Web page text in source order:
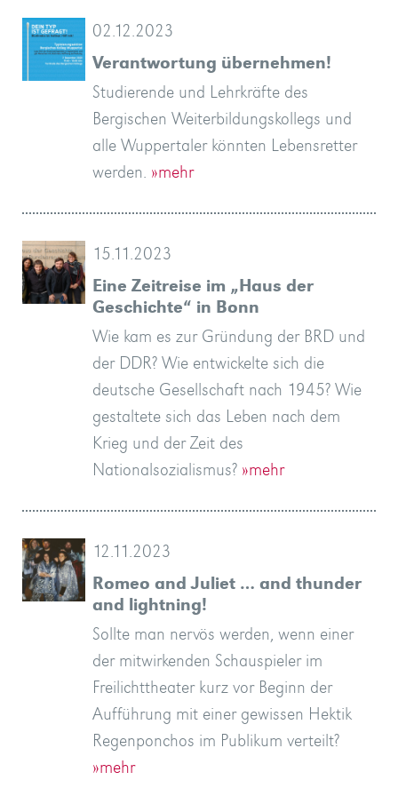
02.12.2023
Verantwortung übernehmen!
Studierende und Lehrkräfte des
Bergischen Weiterbildungskollegs und
alle Wuppertaler könnten Lebensretter
werden. »mehr
15.11.2023
Eine Zeitreise im „Haus der
Geschichte“ in Bonn
Wie kam es zur Gründung der BRD und
der DDR? Wie entwickelte sich die
deutsche Gesellschaft nach 1945? Wie
gestaltete sich das Leben nach dem
Krieg und der Zeit des
Nationalsozialismus? »mehr
12.11.2023
Romeo and Juliet … and thunder
and lightning!
Sollte man nervös werden, wenn einer
der mitwirkenden Schauspieler im
Freilichttheater kurz vor Beginn der
Aufführung mit einer gewissen Hektik
Regenponchos im Publikum verteilt?
»mehr